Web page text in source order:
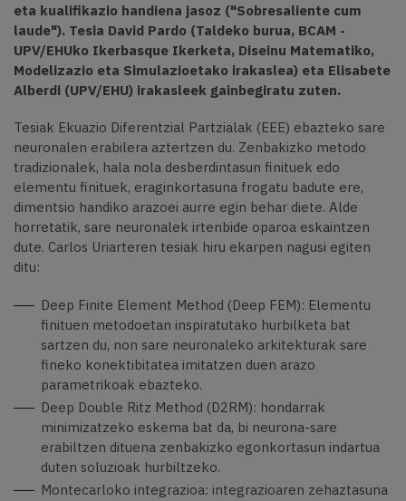
eta kualifikazio handiena jasoz ("Sobresaliente cum
laude"). Tesia David Pardo (Taldeko burua, BCAM -
UPV/EHUko Ikerbasque Ikerketa, Diseinu Matematiko,
Modelizazio eta Simulazioetako irakaslea) eta Elisabete
Alberdi (UPV/EHU) irakasleek gainbegiratu zuten.
Tesiak Ekuazio Diferentzial Partzialak (EEE) ebazteko sare
neuronalen erabilera aztertzen du. Zenbakizko metodo
tradizionalek, hala nola desberdintasun finituek edo
elementu finituek, eraginkortasuna frogatu badute ere,
dimentsio handiko arazoei aurre egin behar diete. Alde
horretatik, sare neuronalek irtenbide oparoa eskaintzen
dute. Carlos Uriarteren tesiak hiru ekarpen nagusi egiten
ditu:
Deep Finite Element Method (Deep FEM): Elementu
finituen metodoetan inspiratutako hurbilketa bat
sartzen du, non sare neuronaleko arkitekturak sare
fineko konektibitatea imitatzen duen arazo
parametrikoak ebazteko.
Deep Double Ritz Method (D2RM): hondarrak
minimizatzeko eskema bat da, bi neurona-sare
erabiltzen dituena zenbakizko egonkortasun indartua
duten soluzioak hurbiltzeko.
Montecarloko integrazioa: integrazioaren zehaztasuna